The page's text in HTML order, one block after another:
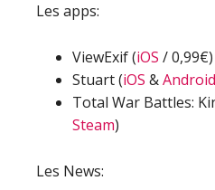
Les apps:
ViewExif (iOS / 0,99€)
Stuart (iOS &Android
Total War Battles:
Steam)
Les News: